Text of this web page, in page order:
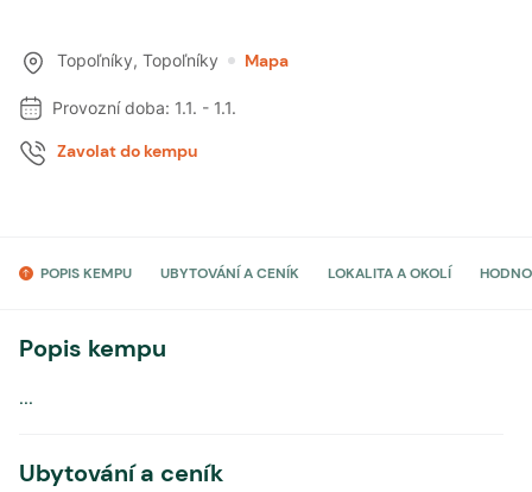
Topoľníky, Topoľníky Mapa
Provozní doba: 1.1. - 1.1.
Zavolat do kempu
POPIS KEMPU UBYTOVÁNÍ A CENÍK LOKALITA A OKOLÍ
Popis kempu
...
Ubytování a ceník